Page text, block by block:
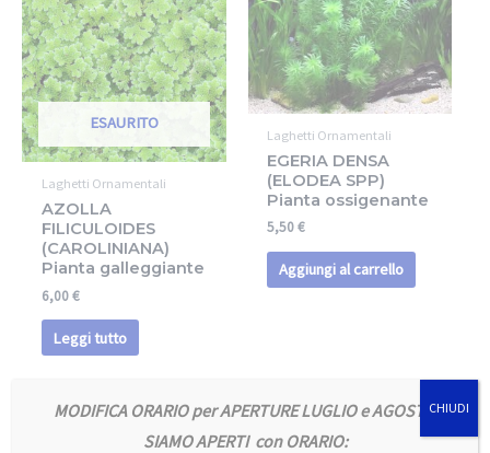
ESAURITO
Laghetti Ornamentali
AZOLLA
FILICULOIDES
(CAROLINIANA)
Pianta galleggiante
6,00€
Leggi tutto
Laghetti Ornamentali
EGERIA DENSA
(ELODEA SPP)
Pianta ossigenante
5,50€
Aggiungi al carrello
MODIFICA ORARIO per APERTURE LUGLIO e AGOSTO
SIAMO APERTI con ORARIO:
CHIUDI